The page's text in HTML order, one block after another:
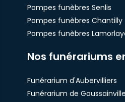
Pompes funèbres Senlis
Pompes funèbres Chantilly
Pompes funèbres
Nos funérariums
Funérarium d'Aubervilliers
Funérarium de Goussainville